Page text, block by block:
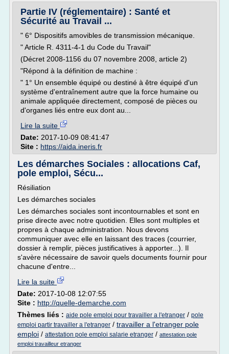
Partie IV (réglementaire) : Santé et
Sécurité au Travail ...
" 6° Dispositifs amovibles de transmission mécanique.
" Article R. 4311-4-1 du Code du Travail"
(Décret 2008-1156 du 07 novembre 2008, article 2)
"Répond à la définition de machine :
" 1° Un ensemble équipé ou destiné à être équipé d'un
système d'entraînement autre que la force humaine ou
animale appliquée directement, composé de pièces ou
d'organes liés entre eux dont au...
Lire la suite
Date: 2017-10-09 08:41:47
Site : https://aida.ineris.fr
Les démarches Sociales : allocations Caf,
pole emploi, Sécu...
Résiliation
Les démarches sociales
Les démarches sociales sont incontournables et sont en
prise directe avec notre quotidien. Elles sont multiples et
propres à chaque administration. Nous devons
communiquer avec elle en laissant des traces (courrier,
dossier à remplir, pièces justificatives à apporter...). Il
s'avère nécessaire de savoir quels documents fournir pour
chacune d'entre...
Lire la suite
Date: 2017-10-08 12:07:55
Site : http://quelle-demarche.com
Thèmes liés : aide pole emploi pour travailler a l'etranger / pole
emploi partir travailler a l'etranger / travailler a l'etranger pole
emploi / attestation pole emploi salarie etranger / attestation pole
emploi travailleur etranger